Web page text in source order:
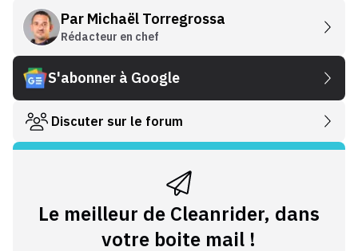
Par Michaël Torregrossa
Rédacteur en chef
S'abonner à Google
Discuter sur le forum
Le meilleur de Cleanrider, dans
votre boite mail !